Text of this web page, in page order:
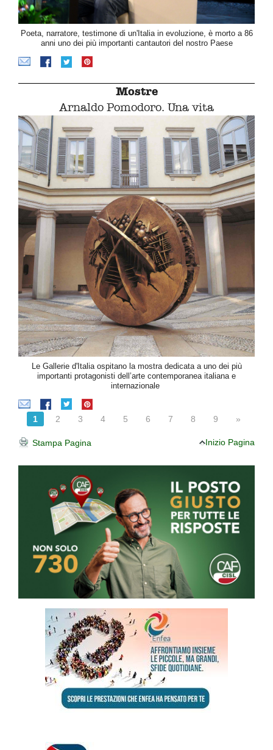
Poeta, narratore, testimone di un'Italia in evoluzione, è morto a 86
anni uno dei più importanti cantautori del nostro Paese
Mostre
Arnaldo Pomodoro. Una vita
Le Gallerie d'Italia ospitano la mostra dedicata a uno dei più
importanti protagonisti dell’arte contemporanea italiana e
internazionale
1 2 3 4 5 6 7 8 9 »
Stampa Pagina Inizio Pagina